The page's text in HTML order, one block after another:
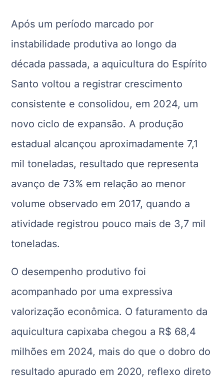
Após um período marcado por
instabilidade produtiva ao longo da
década passada, a aquicultura do Espírito
Santo voltou a registrar crescimento
consistente e consolidou, em 2024, um
novo ciclo de expansão. A produção
estadual alcançou aproximadamente 7,1
mil toneladas, resultado que representa
avanço de 73% em relação ao menor
volume observado em 2017, quando a
atividade registrou pouco mais de 3,7 mil
toneladas.
O desempenho produtivo foi
acompanhado por uma expressiva
valorização econômica. O faturamento da
aquicultura capixaba chegou a R$ 68,4
milhões em 2024, mais do que o dobro do
resultado apurado em 2020, reflexo direto